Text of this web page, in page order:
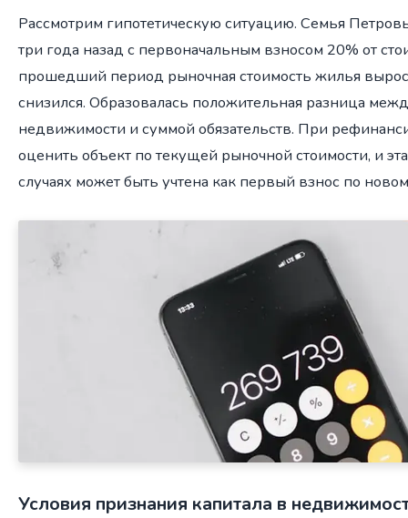
Рассмотрим гипотетическую ситуацию. Семья
три года назад с первоначальным взносом 20% от
прошедший период рыночная стоимость жилья
снизился. Образовалась положительная разница
недвижимости и суммой обязательств. При
оценить объект по текущей рыночной стоимости, и
случаях может быть учтена как первый взнос по
Условия признания капитала в